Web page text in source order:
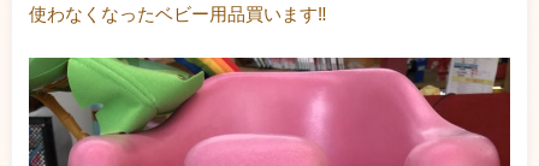
使わなくなったベビー用品買います‼